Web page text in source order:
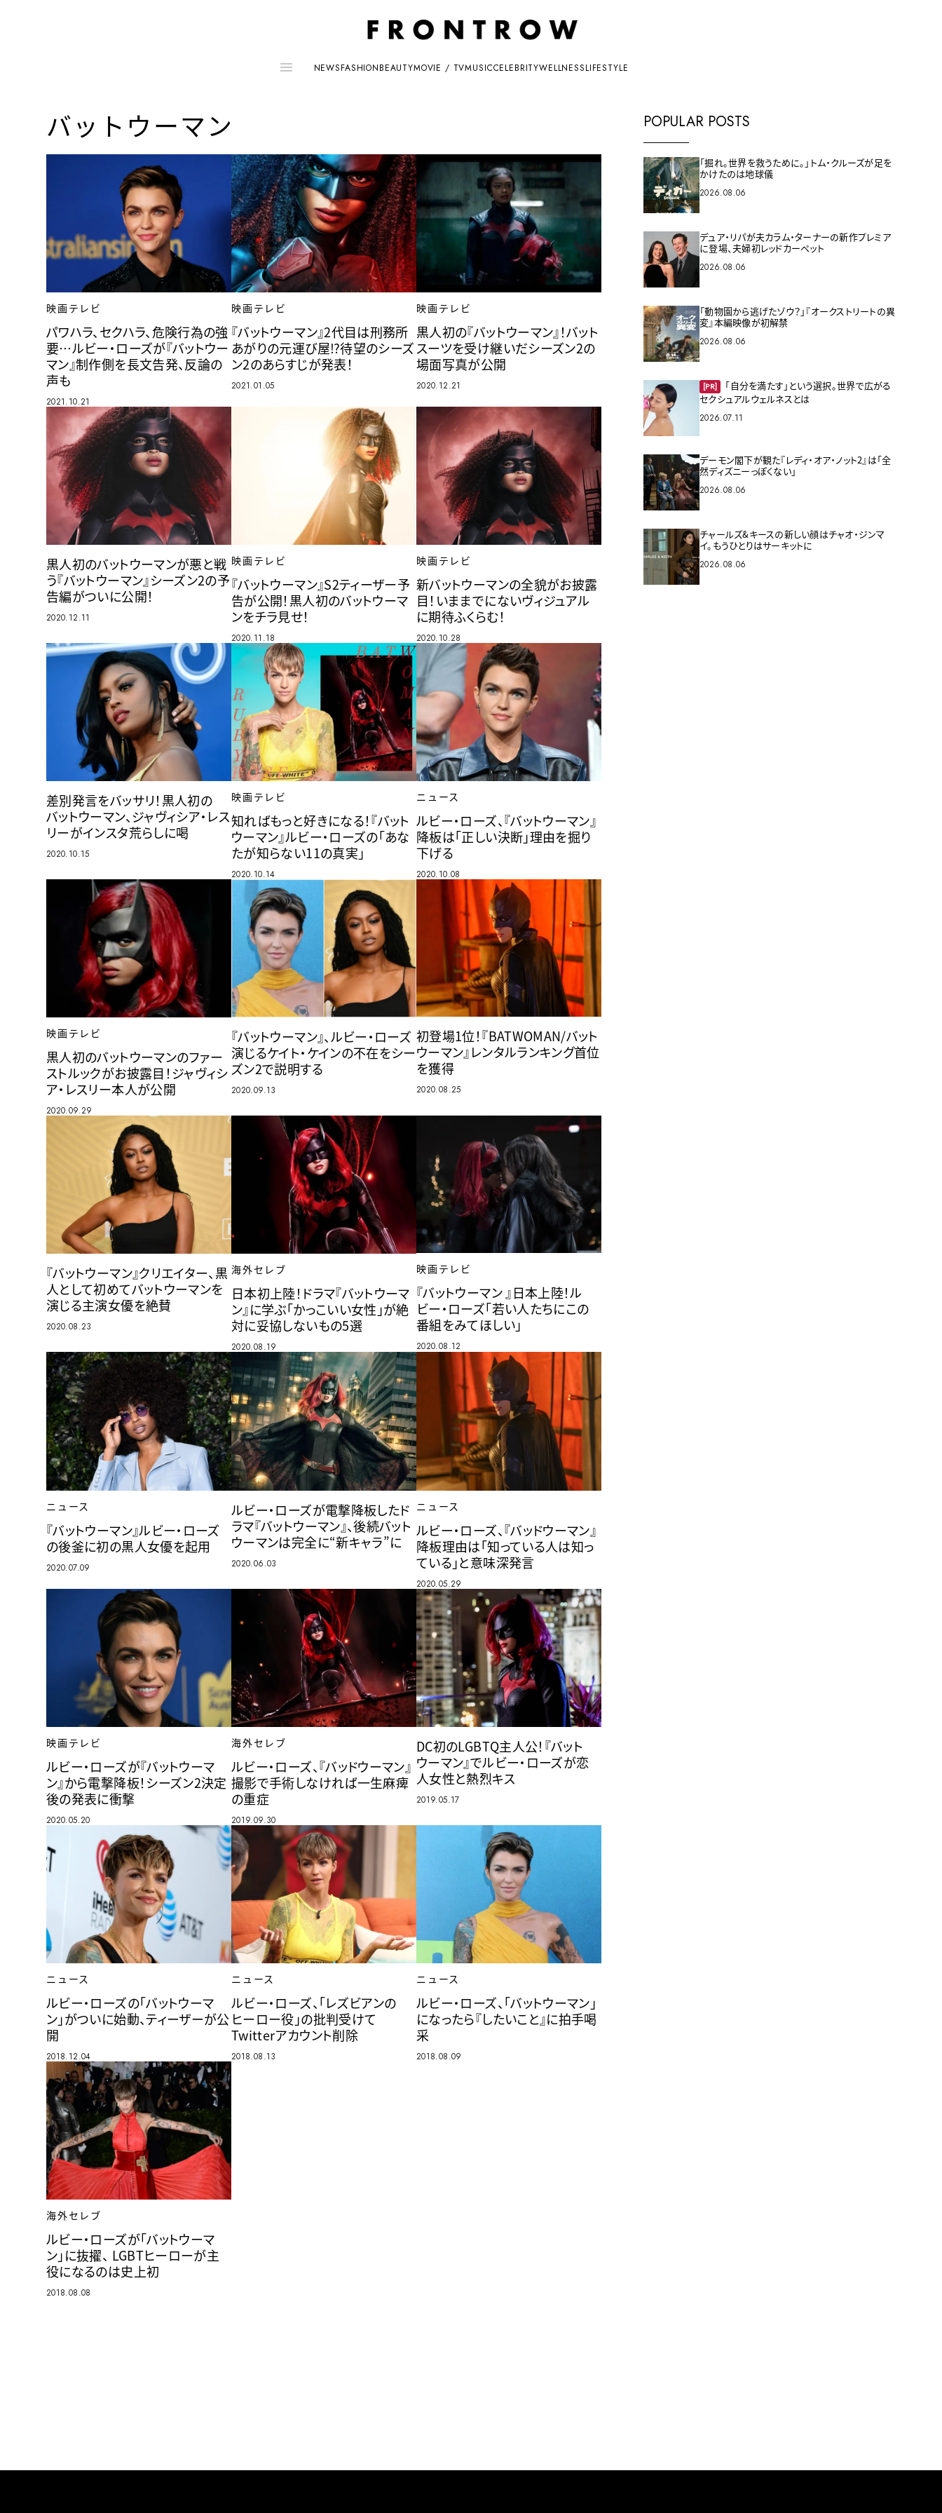
NEWSFASHIONBEAUTYMOVIE / TVMUSICCELEBRITYWELLNESSLIFESTYLE
バットウーマン
映画テレビ
パワハラ、セクハラ、危険行為の強
要…ルビー・ローズが『バットウー
マン』制作側を長文告発、反論の
声も
2021.10.21
映画テレビ
『バットウーマン』2代目は刑務所
あがりの元運び屋⁉︎待望のシーズ
ン2のあらすじが発表！
2021.01.05
映画テレビ
黒人初の『バットウーマン』！バット
スーツを受け継いだシーズン2の
場面写真が公開
2020.12.21
黒人初のバットウーマンが悪と戦
う『バットウーマン』シーズン2の予
告編がついに公開！
2020.12.11
映画テレビ
『バットウーマン』S2ティーザー予
告が公開！黒人初のバットウーマ
ンをチラ見せ！
2020.11.18
映画テレビ
新バットウーマンの全貌がお披露
目！いままでにないヴィジュアル
に期待ふくらむ！
2020.10.28
差別発言をバッサリ！黒人初の
バットウーマン、ジャヴィシア・レス
リーがインスタ荒らしに喝
2020.10.15
映画テレビ
知ればもっと好きになる！『バット
ウーマン』ルビー・ローズの「あな
たが知らない11の真実」
2020.10.14
ニュース
ルビー・ローズ、『バットウーマン』
降板は「正しい決断」理由を掘り
下げる
2020.10.08
映画テレビ
黒人初のバットウーマンのファー
ストルックがお披露目！ジャヴィシ
ア・レスリー本人が公開
2020.09.29
『バットウーマン』、ルビー・ローズ
演じるケイト・ケインの不在をシー
ズン2で説明する
2020.09.13
初登場1位！『BATWOMAN/バット
ウーマン』レンタルランキング首位
を獲得
2020.08.25
『バットウーマン』クリエイター、黒
人として初めてバットウーマンを
演じる主演女優を絶賛
2020.08.23
海外セレブ
日本初上陸！ドラマ『バットウーマ
ン』に学ぶ「かっこいい女性」が絶
対に妥協しないもの5選
2020.08.19
映画テレビ
『バットウーマン 』日本上陸！ル
ビー・ローズ「若い人たちにこの
番組をみてほしい」
2020.08.12
ニュース
『バットウーマン』ルビー・ローズ
の後釜に初の黒人女優を起用
2020.07.09
ルビー・ローズが電撃降板したド
ラマ『バットウーマン』、後続バット
ウーマンは完全に“新キャラ”に
2020.06.03
ニュース
ルビー・ローズ、『バッドウーマン』
降板理由は「知っている人は知っ
ている」と意味深発言
2020.05.29
映画テレビ
ルビー・ローズが『バットウーマ
ン』から電撃降板！シーズン2決定
後の発表に衝撃
2020.05.20
海外セレブ
ルビー・ローズ、『バッドウーマン』
撮影で手術しなければ一生麻痺
の重症
2019.09.30
DC初のLGBTQ主人公！『バット
ウーマン』でルビー・ローズが恋
人女性と熱烈キス
2019.05.17
ニュース
ルビー・ローズの「バットウーマ
ン」がついに始動、ティーザーが公
開
2018.12.04
ニュース
ルビー・ローズ、「レズビアンの
ヒーロー役」の批判受けて
Twitterアカウント削除
2018.08.13
ニュース
ルビー・ローズ、「バットウーマン」
になったら『したいこと』に拍手喝
采
2018.08.09
海外セレブ
ルビー・ローズが「バットウーマ
ン」に抜擢、 LGBTヒーローが主
役になるのは史上初
2018.08.08
POPULAR POSTS
「掘れ。世界を救うために。」トム・クルーズが足を
かけたのは地球儀
2026.08.06
デュア・リパが夫カラム・ターナーの新作プレミア
に登場、夫婦初レッドカーペット
2026.08.06
「動物園から逃げたゾウ？」『オークストリートの異
変』本編映像が初解禁
2026.08.06
[PR]
「自分を満たす」という選択。世界で広がる
セクシュアルウェルネスとは
2026.07.11
デーモン閣下が観た『レディ・オア・ノット2』は「全
然ディズニーっぽくない」
2026.08.06
チャールズ&キースの新しい顔はチャオ・ジンマ
イ。もうひとりはサーキットに
2026.08.06